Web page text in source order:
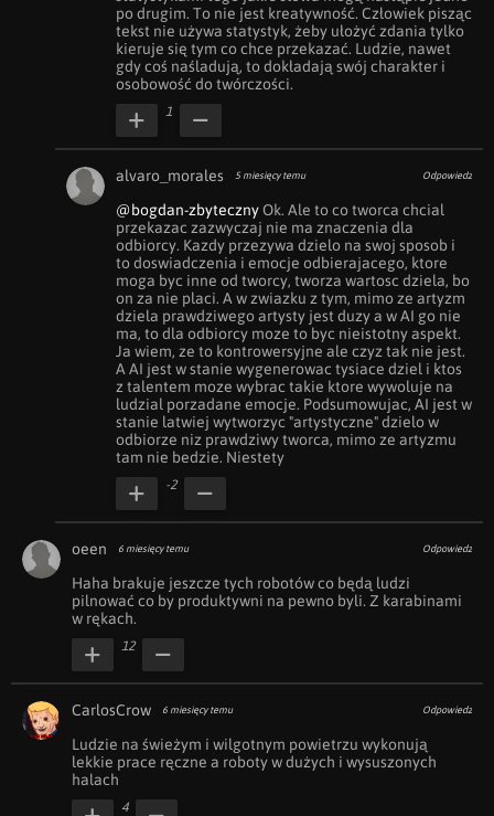
po drugim. To nie jest kreatywność. Człowiek pisząc
tekst nie używa statystyk, żeby ułożyć zdania tylko
kieruje się tym co chce przekazać. Ludzie, nawet
gdy coś naśladują, to dokładają swój charakter i
osobowość do twórczości.
1
alvaro_morales 5 miesięcy temu Odpowiedz
@bogdan-zbyteczny Ok. Ale to co tworca chcial
przekazac zazwyczaj nie ma znaczenia dla
odbiorcy. Kazdy przezywa dzielo na swoj sposob i
to doswiadczenia i emocje odbierajacego, ktore
moga byc inne od tworcy, tworza wartosc dziela, bo
on za nie placi. A w zwiazku z tym, mimo ze artyzm
dziela prawdziwego artysty jest duzy a w AI go nie
ma, to dla odbiorcy moze to byc nieistotny aspekt.
Ja wiem, ze to kontrowersyjne ale czyz tak nie jest.
A AI jest w stanie wygenerowac tysiace dziel i ktos
z talentem moze wybrac takie ktore wywoluje na
ludzial porzadane emocje. Podsumowujac, AI jest w
stanie latwiej wytworzyc "artystyczne" dzielo w
odbiorze niz prawdziwy tworca, mimo ze artyzmu
tam nie bedzie. Niestety
-2
oeen 6 miesięcy temu Odpowiedz
Haha brakuje jeszcze tych robotów co będą ludzi
pilnować co by produktywni na pewno byli. Z karabinami
w rękach.
12
CarlosCrow 6 miesięcy temu Odpowiedz
Ludzie na świeżym i wilgotnym powietrzu wykonują
lekkie prace ręczne a roboty w dużych i wysuszonych
halach
4